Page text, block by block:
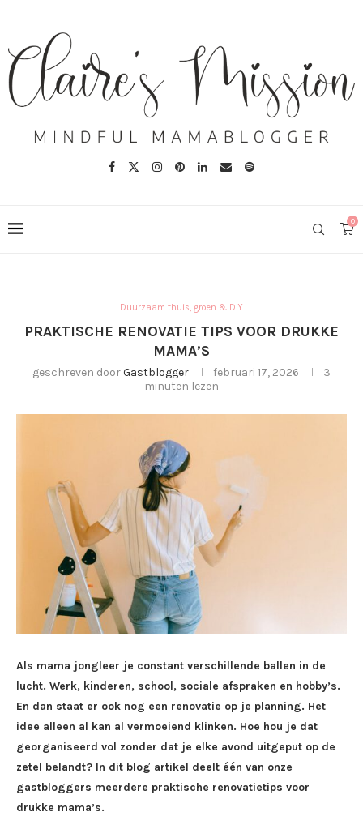
0
Duurzaam thuis, groen & DIY
PRAKTISCHE RENOVATIE TIPS VOOR DRUKKE
MAMA’S
geschreven doorGastblogger februari 17, 2026
3
minuten lezen
Als mama jongleer je constant verschillende ballen in de
lucht. Werk, kinderen, school, sociale afspraken en hobby’s.
En dan staat er ook nog een renovatie op je planning. Het
idee alleen al kan al vermoeiend klinken. Hoe hou je dat
georganiseerd vol zonder dat je elke avond uitgeput op de
zetel belandt? In dit blog artikel deelt één van onze
gastbloggers meerdere praktische renovatietips voor
drukke mama’s.